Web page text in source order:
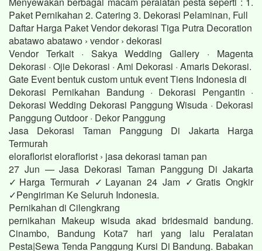
Paket Pernikahan 2. Catering 3. Dekorasi Pelaminan, Full
Daftar Harga Paket Vendor dekorasi Tiga Putra Decoration
abatawo abatawo › vendor › dekorasi
Vendor Terkait · Sakya Wedding Gallery · Magenta
Dekorasi · Ojie Dekorasi · Ami Dekorasi · Amaris Dekorasi.
Gate Event bentuk custom untuk event Tiens Indonesia di
Dekorasi Pernikahan Bandung · Dekorasi Pengantin ·
Dekorasi Wedding Dekorasi Panggung Wisuda · Dekorasi
Panggung Outdoor · Dekor Panggung
Jasa Dekorasi Taman Panggung Di Jakarta Harga
Termurah
eloraflorist eloraflorist › jasa dekorasi taman pan
27 Jun — Jasa Dekorasi Taman Panggung Di Jakarta
✓Harga Termurah ✓Layanan 24 Jam ✓Gratis Ongkir
✓Pengiriman Ke Seluruh Indonesia.
Pernikahan di Cilengkrang
pernikahan Makeup wisuda akad bridesmaid bandung.
Cinambo, Bandung Kota7 hari yang lalu Peralatan
Pesta|Sewa Tenda Panggung Kursi Di Bandung. Babakan